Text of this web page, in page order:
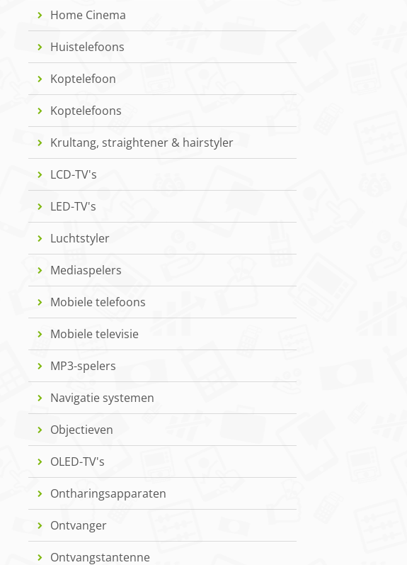
Home Cinema
Huistelefoons
Koptelefoon
Koptelefoons
Krultang, straightener & hairstyler
LCD-TV's
LED-TV's
Luchtstyler
Mediaspelers
Mobiele telefoons
Mobiele televisie
MP3-spelers
Navigatie systemen
Objectieven
OLED-TV's
Ontharingsapparaten
Ontvanger
Ontvangstantenne